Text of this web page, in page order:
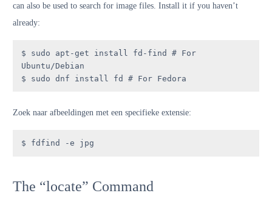
can also be used to search for image files. Install it if you haven’t
already:
$ sudo apt-get install fd-find # For
Ubuntu/Debian
$ sudo dnf install fd # For Fedora
Zoek naar afbeeldingen met een specifieke extensie:
$ fdfind -e jpg
The “locate” Command